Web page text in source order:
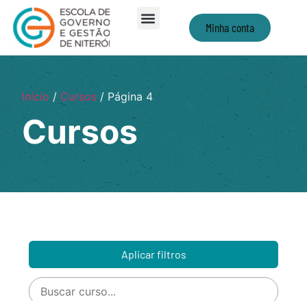
Minha conta
Início/Cursos/ Página 4
Cursos
Aplicar filtros